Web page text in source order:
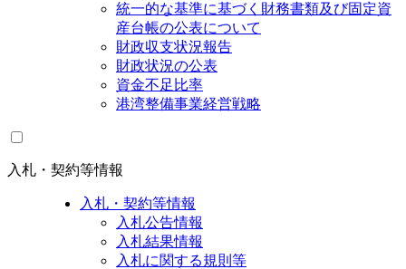
統一的な基準に基づく財務書類及び固定資
産台帳の公表について
財政収支状況報告
財政状況の公表
資金不足比率
港湾整備事業経営戦略
入札・契約等情報
入札・契約等情報
入札公告情報
入札結果情報
入札に関する規則等